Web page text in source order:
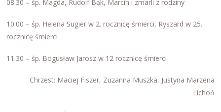
08.30 – śp. Magda, Rudolf Bąk, Marcin i zmarli z rodziny
10.00 – śp. Helena Sugier w 2. rocznicę śmierci, Ryszard w 25.
rocznicę śmierci
11.30 – śp. Bogusław Jarosz w 12 rocznicę śmierci
Chrzest: Maciej Fiszer, Zuzanna Muszka, Justyna Marzena
Lichoń